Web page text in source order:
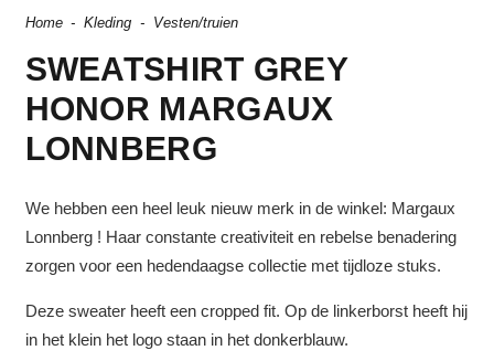
Home - Kleding - Vesten/truien
SWEATSHIRT GREY
HONOR MARGAUX
LONNBERG
We hebben een heel leuk nieuw merk in de winkel: Margaux
Lonnberg ! Haar constante creativiteit en rebelse benadering
zorgen voor een hedendaagse collectie met tijdloze stuks.
Deze sweater heeft een cropped fit. Op de linkerborst heeft hij
in het klein het logo staan in het donkerblauw.